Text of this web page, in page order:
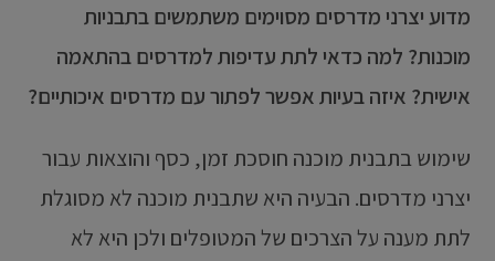
מדוע יצרני מדרסים מסוימים משתמשים בתבניות
מוכנות? למה כדאי לתת עדיפות למדרסים בהתאמה
אישית? איזה בעיות אפשר לפתור עם מדרסים איכותיים?
שימוש בתבנית מוכנה חוסכת זמן, כסף והוצאות עבור
יצרני מדרסים. הבעיה היא שתבנית מוכנה לא מסוגלת
לתת מענה על הצרכים של המטופלים ולכן היא לא